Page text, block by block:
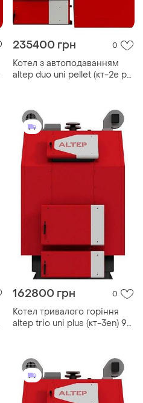
235400 грн 0
Котел з автоподаванням
altep duo uni pellet (кт-2e pg)
162800 грн 0
Котел тривалого горіння
altep trio uni plus (кт-3еn) 97